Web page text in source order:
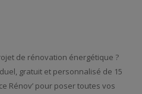
de rénovation énergétique ?
gratuit et personnalisé de 15
Rénov’ pour poser toutes vos